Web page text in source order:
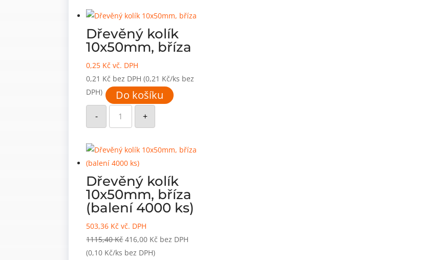
ks)
množství
Dřevěný kolík
10x50mm, bříza
0,25 Kč vč. DPH
0,21 Kč bez DPH (0,21 Kč/ks bez
DPH)
Do košíku
-
Dřevěný
kolík
10x50mm,
bříza
+
Dřevěný kolík
10x50mm, bříza
(balení 4000 ks)
503,36 Kč vč. DPH
1115,40KčPůvodní
cena
416,00 Kč Aktuální
bez DPH
(0,10 Kč/ks bez DPH)